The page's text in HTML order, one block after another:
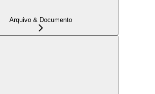
Arquivo & Documento